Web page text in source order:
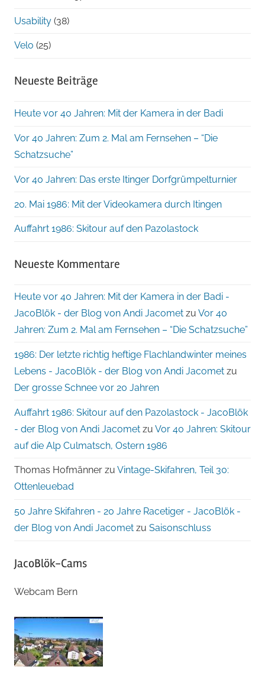
Usability (38)
Velo (25)
Neueste Beiträge
Heute vor 40 Jahren: Mit der Kamera in der Badi
Vor 40 Jahren: Zum 2. Mal am Fernsehen – “Die
Schatzsuche”
Vor 40 Jahren: Das erste Itinger Dorfgrümpelturnier
20. Mai 1986: Mit der Videokamera durch Itingen
Auffahrt 1986: Skitour auf den Pazolastock
Neueste Kommentare
Heute vor 40 Jahren: Mit der Kamera in der Badi -
JacoBlök - der Blog von Andi Jacomet zu Vor 40
Jahren: Zum 2. Mal am Fernsehen – “Die Schatzsuche”
1986: Der letzte richtig heftige Flachlandwinter meines
Lebens - JacoBlök - der Blog von Andi Jacomet zu
Der grosse Schnee vor 20 Jahren
Auffahrt 1986: Skitour auf den Pazolastock - JacoBlök
- der Blog von Andi Jacomet zu Vor 40 Jahren: Skitour
auf die Alp Culmatsch, Ostern 1986
Thomas Hofmänner zu Vintage-Skifahren, Teil 30:
Ottenleuebad
50 Jahre Skifahren - 20 Jahre Racetiger - JacoBlök -
der Blog von Andi Jacomet zu Saisonschluss
JacoBlök-Cams
Webcam Bern